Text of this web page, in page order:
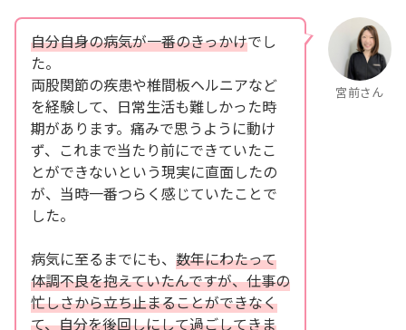
宮前さん
自分自身の病気が一番のきっかけでし
た。
両股関節の疾患や椎間板ヘルニアなど
を経験して、日常生活も難しかった時
期があります。痛みで思うように動け
ず、これまで当たり前にできていたこ
とができないという現実に直面したの
が、当時一番つらく感じていたことで
した。
病気に至るまでにも、 数年にわたって
体調不良を抱えていたんですが、仕事の
忙しさから立ち止まることができなく
て、自分を後回しにして過ごしてきま